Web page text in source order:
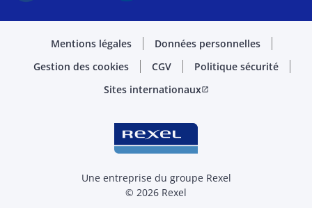
Mentions légales
Données personnelles
Gestion des cookies
CGV
Politique sécurité
Sites internationauxopen_in_new
Une entreprise du groupe Rexel
© 2026 Rexel